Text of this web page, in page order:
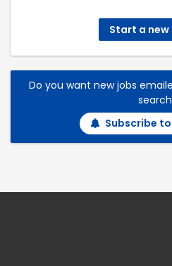
Start a new
Do you want new jobs
Subscribe